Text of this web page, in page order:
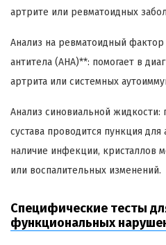
артрите или ревматоидных
Анализ на ревматоидный
антитела (АНА)**: помогает в
артрита или системных
Анализ синовиальной жидкости:
сустава проводится пункция
наличие инфекции, кристаллов
или воспалительных изменений.
Специфические тесты
функциональных